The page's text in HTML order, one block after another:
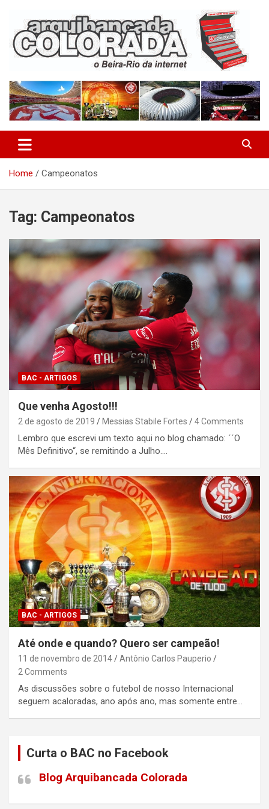
content
Arquibancada Colorada
Home Campeonatos
Tag: Campeonatos
BAC - ARTIGOS
Que venha Agosto!!!
2 de agosto de 2019 Messias Stabile Fortes 4 Comments
Lembro que escrevi um texto aqui no blog chamado: ´´O
Mês Definitivo“, se remitindo a Julho.…
BAC - ARTIGOS
Até onde e quando? Quero ser campeão!
11 de novembro de 2014
Antônio Carlos Pauperio
2 Comments
As discussões sobre o futebol de nosso Internacional
seguem acaloradas, ano após ano, mas somente entre…
Curta o BAC no Facebook
Blog Arquibancada Colorada